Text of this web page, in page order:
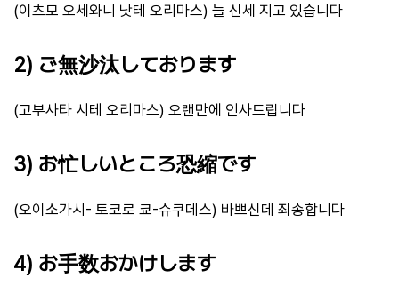
(이츠모 오세와니 낫테 오리마스) 늘 신세 지고 있습니다
2) ご無沙汰しております
(고부사타 시테 오리마스) 오랜만에 인사드립니다
3) お忙しいところ恐縮です
(오이소가시- 토코로 쿄-슈쿠데스) 바쁘신데 죄송합니다
4) お手数おかけします